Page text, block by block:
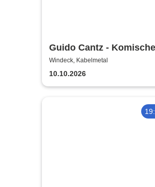
Guido Cantz - Komische
Zeiten | Das neue
Windeck, Kabelmetal
10.10.2026